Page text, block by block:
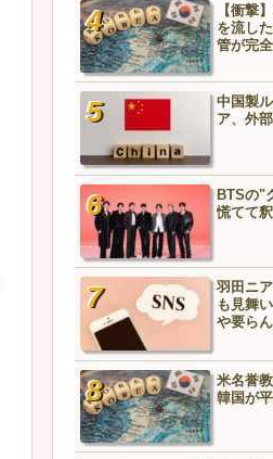
【衝撃
を流し
管が完
中国製
ア、外
BTSの"
慌てて
羽田ニ
も見舞
や要らん
米名誉
韓国が